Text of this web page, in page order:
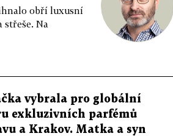
obří luxusní
Na
vybrala pro globální
exkluzivních parfémů
a Krakov. Matka a syn